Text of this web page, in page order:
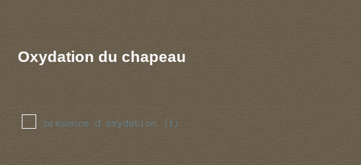
Oxydation du chapeau
presence d oxydation (1)